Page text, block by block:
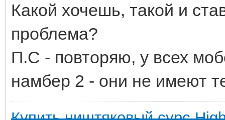
Какой хочешь, такой и
проблема?
П.С - повторяю, у всех
намбер 2 - они не имеют